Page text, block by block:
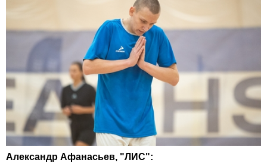
Александр Афанасьев, "ЛИС":